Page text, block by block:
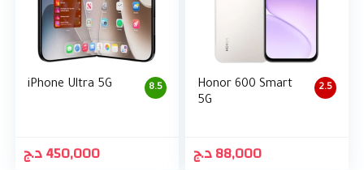
8.5
iPhone Ultra 5G
450,000د.ج
2.5
Honor 600 Smart
5G
88,000د.ج